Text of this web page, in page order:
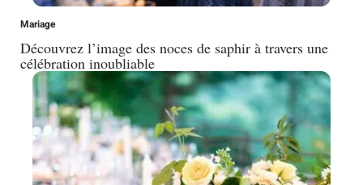
Mariage
Découvrez l’image des noces de saphir à travers une
célébration inoubliable